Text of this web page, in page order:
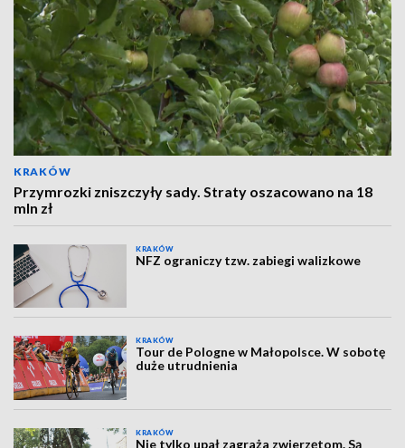
KRAKÓW
Przymrozki zniszczyły sady. Straty oszacowano na 18
mln zł
KRAKÓW
NFZ ograniczy tzw. zabiegi walizkowe
KRAKÓW
Tour de Pologne w Małopolsce. W sobotę
duże utrudnienia
KRAKÓW
Nie tylko upał zagraża zwierzętom. Są